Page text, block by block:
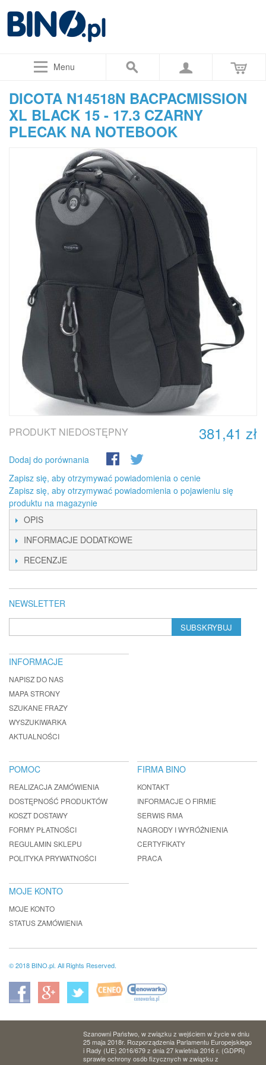
Menu
DICOTA N14518N BACPACMISSION
XL BLACK 15 - 17.3 CZARNY
PLECAK NA NOTEBOOK
381,41 zł
PRODUKT NIEDOSTĘPNY
Dodaj do porównania
Zapisz się, aby otrzymywać powiadomienia o cenie
Zapisz się, aby otrzymywać powiadomienia o pojawieniu się
produktu na magazynie
OPIS
INFORMACJE DODATKOWE
RECENZJE
NEWSLETTER
SUBSKRYBUJ
INFORMACJE
NAPISZ DO NAS
MAPA STRONY
SZUKANE FRAZY
WYSZUKIWARKA
AKTUALNOŚCI
POMOC
REALIZACJA ZAMÓWIENIA
DOSTĘPNOŚĆ PRODUKTÓW
KOSZT DOSTAWY
FORMY PŁATNOŚCI
REGULAMIN SKLEPU
POLITYKA PRYWATNOŚCI
FIRMA BINO
KONTAKT
INFORMACJE O FIRMIE
SERWIS RMA
NAGRODY I WYRÓŻNIENIA
CERTYFIKATY
PRACA
MOJE KONTO
MOJE KONTO
STATUS ZAMÓWIENIA
© 2018 BINO.pl. All Rights Reserved.
Szanowni Państwo, w związku z wejściem w życie w dniu
25 maja 2018r. Rozporządzenia Parlamentu Europejskiego
i Rady (UE) 2016/679 z dnia 27 kwietnia 2016 r. (GDPR)
sprawie ochrony osób fizycznych w związku z